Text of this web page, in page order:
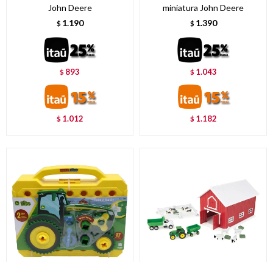
John Deere
$ 1.190
$ 893
$ 1.012
miniatura John Deere
$ 1.390
$ 1.043
$ 1.182